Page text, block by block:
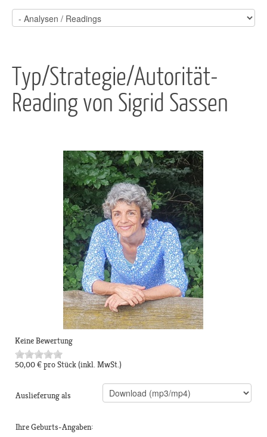
Typ/Strategie/Autorität-
Reading von Sigrid Sassen
Keine Bewertung
50,00 €pro Stück(inkl. MwSt.)
Auslieferung als
Ihre Geburts-Angaben: